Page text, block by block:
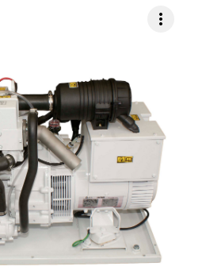
more_vert